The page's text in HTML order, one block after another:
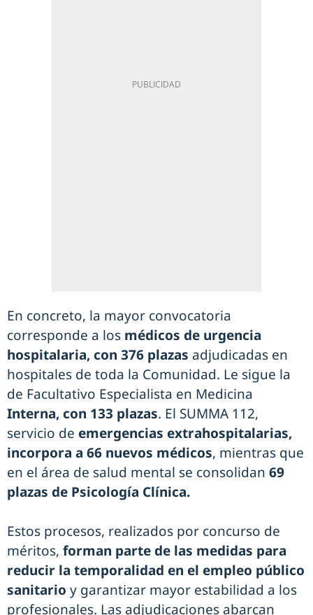
En concreto, la mayor convocatoria
corresponde a los médicos de urgencia
hospitalaria, con 376 plazas adjudicadas en
hospitales de toda la Comunidad. Le sigue la
de Facultativo Especialista en Medicina
Interna, con 133 plazas. El SUMMA 112,
servicio de emergencias extrahospitalarias,
incorpora a 66 nuevos médicos, mientras que
en el área de salud mental se consolidan 69
plazas de Psicología Clínica.
Estos procesos, realizados por concurso de
méritos, forman parte de las medidas para
reducir la temporalidad en el empleo público
sanitario y garantizar mayor estabilidad a los
profesionales. Las adjudicaciones abarcan